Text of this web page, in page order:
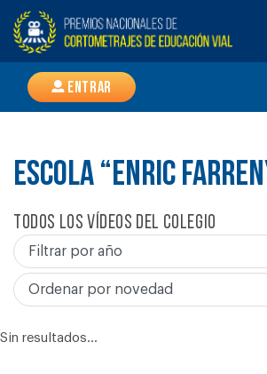
Entrar
ESCOLA “ENRIC
Todos los vídeos del colegio
Sin resultados...